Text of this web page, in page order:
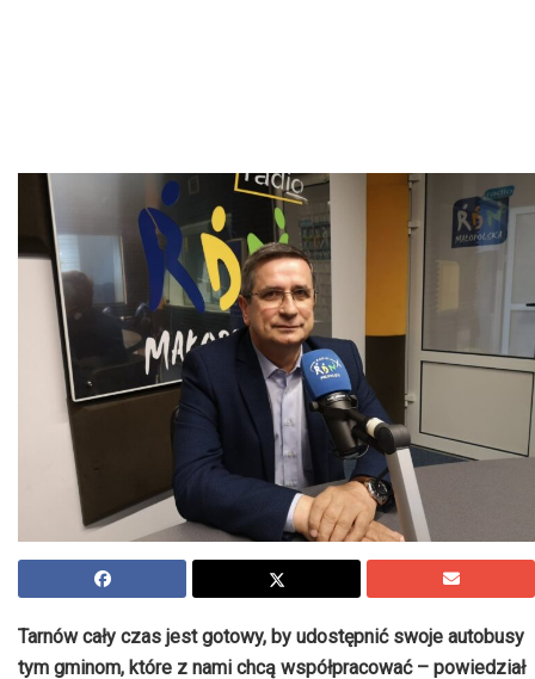
Tarnów cały czas jest gotowy, by udostępnić swoje autobusy
tym gminom, które z nami chcą współpracować – powiedział